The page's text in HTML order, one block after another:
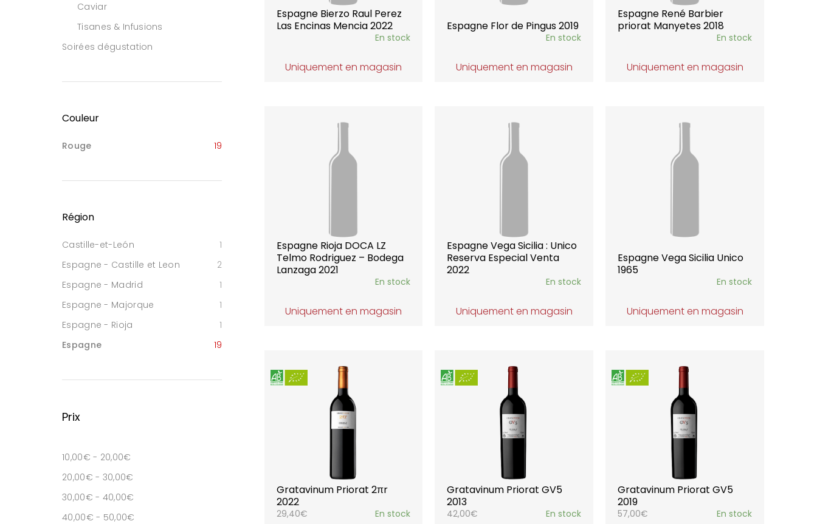
Espagne Bierzo Raul Perez
Las Encinas Mencia 2022
En stock
Uniquement en magasin
Espagne Flor de Pingus 2019
En stock
Uniquement en magasin
Espagne René Barbier
priorat Manyetes 2018
En stock
Uniquement en magasin
Espagne Rioja DOCA LZ
Telmo Rodriguez – Bodega
Lanzaga 2021
En stock
Uniquement en magasin
Espagne Vega Sicilia : Unico
Reserva Especial Venta
2022
En stock
Uniquement en magasin
Espagne Vega Sicilia Unico
1965
En stock
Uniquement en magasin
Gratavinum Priorat 2πr
2022
29,40€ En stock
Gratavinum Priorat GV5
2013
42,00€ En stock
Gratavinum Priorat GV5
2019
57,00€ En stock
Caviar
Tisanes & Infusions
Soirées dégustation
Couleur
Rouge 19
Région
Castille-et-León
1
Espagne - Castille et Leon
2
Espagne - Madrid
1
Espagne - Majorque
1
Espagne - Rioja
1
Espagne
19
Prix
10,00€ - 20,00€
20,00€ - 30,00€
30,00€ - 40,00€
40,00€ - 50,00€